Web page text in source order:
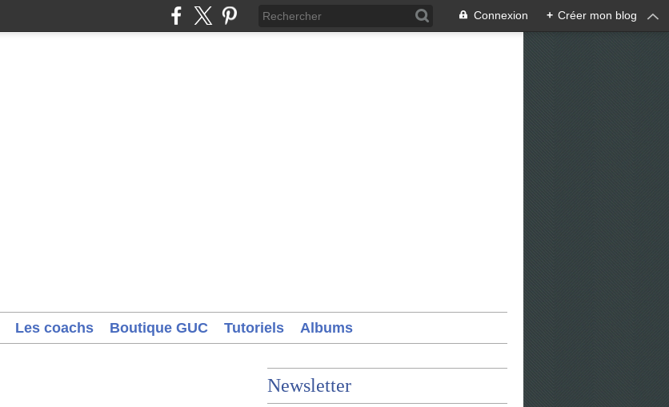
Connexion + Créer mon blog
Les coachs Boutique GUC Tutoriels Albums
Newsletter